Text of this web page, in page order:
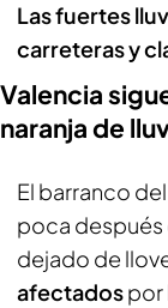
Las fuertes
carreteras y
Valencia
naranja de
El barranco
poca después
dejado de
afectadospor